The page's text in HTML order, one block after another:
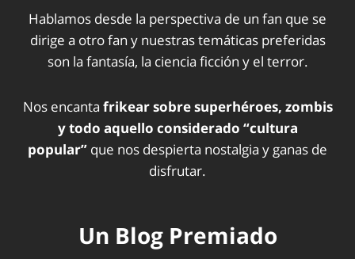
Hablamos desde la perspectiva de un fan que se
dirige a otro fan y nuestras temáticas preferidas
son la fantasía, la ciencia ficción y el terror.
Nos encanta frikear sobre superhéroes, zombis
y todo aquello considerado “cultura
popular” que nos despierta nostalgia y ganas de
disfrutar.
Un Blog Premiado